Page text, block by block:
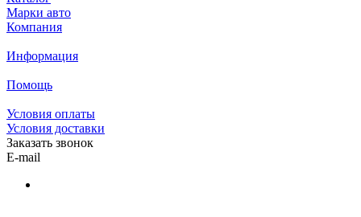
Марки авто
Компания
Информация
Помощь
Условия оплаты
Условия доставки
Заказать звонок
E-mail